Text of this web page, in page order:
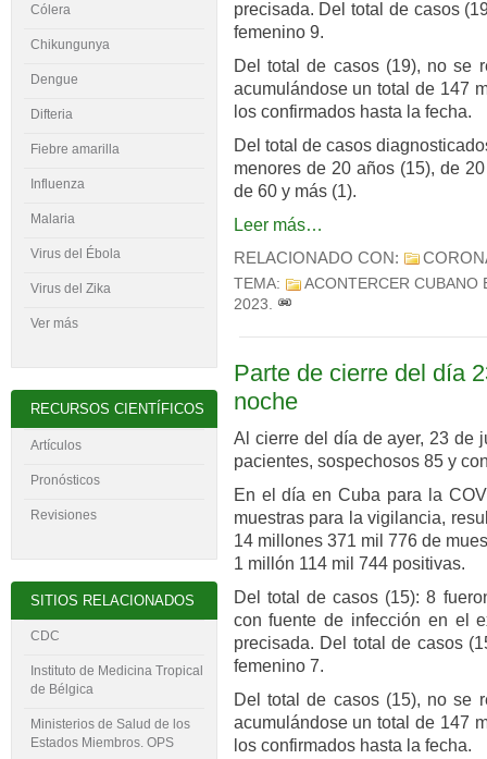
precisada. Del total de casos
femenino 9.
Del total de casos (19), no se
acumulándose un total de 147
los confirmados hasta la fecha.
Del total de casos
menores de 20 años (15), de
de 60 y más (1).
Leer más…
RELACIONADO CON:
TEMA:
ACONTERCER CUBANO
2023.
Parte de cierre del día
noche
Al cierre del día de ayer, 23 de
pacientes, sospechosos 85 y
En el día en Cuba para la
muestras para la vigilancia,
14 millones 371 mil 776 de
1 millón 114 mil 744 positivas.
Del total de casos (15): 8
con fuente de infección en el
precisada. Del total de casos
femenino 7.
Del total de casos (15), no se
acumulándose un total de 147
los confirmados hasta la fecha.
Cólera
Chikungunya
Dengue
Difteria
Fiebre amarilla
Influenza
Malaria
Virus del Ébola
Virus del Zika
Ver más
RECURSOS CIENTÍFICOS
Artículos
Pronósticos
Revisiones
SITIOS RELACIONADOS
CDC
Instituto de Medicina Tropical
de Bélgica
Ministerios de Salud de los
Estados Miembros. OPS